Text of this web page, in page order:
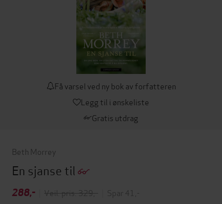
Få varsel ved ny bok av forfatteren
Legg til i ønskeliste
Gratis utdrag
Beth Morrey
En sjanse til
288,- Veil. pris: 329,-
Spar 41,-